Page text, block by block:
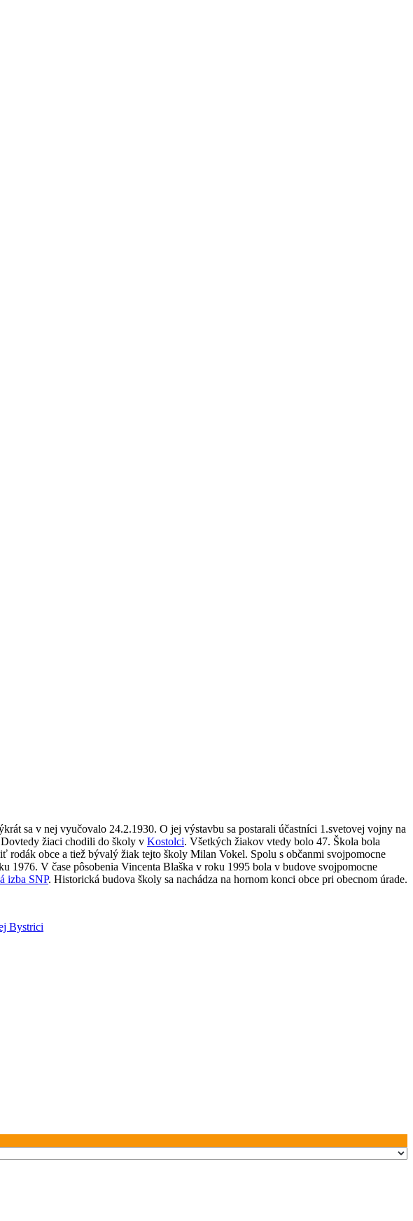
sa v nej vyučovalo 24.2.1930. O jej výstavbu sa postarali účastníci 1.svetovej vojny na
žiaci chodili do školy v Kostolci. Všetkých žiakov vtedy bolo 47. Škola bola
rodák obce a tiež bývalý žiak tejto školy Milan Vokel. Spolu s občanmi svojpomocne
1976. V čase pôsobenia Vincenta Blaška v roku 1995 bola v budove svojpomocne
izba SNP. Historická budova školy sa nachádza na hornom konci obce pri obecnom úrade.
Bystrici